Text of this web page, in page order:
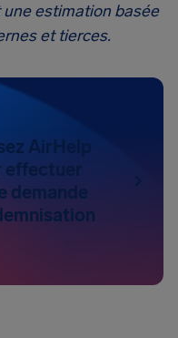
estimation basée
et tierces.
AirHelp
demande